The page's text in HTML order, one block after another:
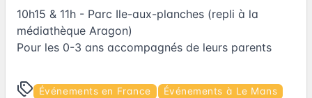
10h15 & 11h - Parc Ile-aux-planches (repli à la
médiathèque Aragon)
Pour les 0-3 ans accompagnés de leurs parents
Événements en France
Événements à Le Mans